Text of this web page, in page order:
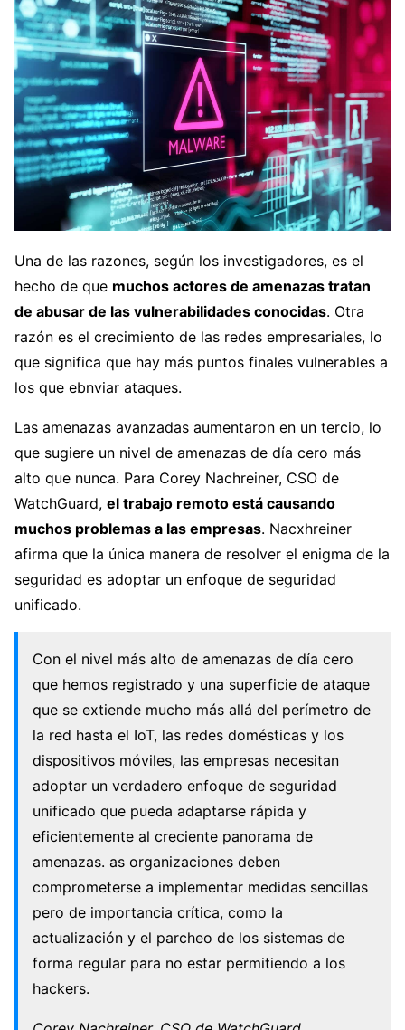
Una de las razones, según los investigadores, es el
hecho de que muchos actores de amenazas tratan
de abusar de las vulnerabilidades conocidas. Otra
razón es el crecimiento de las redes empresariales, lo
que significa que hay más puntos finales vulnerables a
los que ebnviar ataques.
Las amenazas avanzadas aumentaron en un tercio, lo
que sugiere un nivel de amenazas de día cero más
alto que nunca. Para Corey Nachreiner, CSO de
WatchGuard, el trabajo remoto está causando
muchos problemas a las empresas. Nacxhreiner
afirma que la única manera de resolver el enigma de la
seguridad es adoptar un enfoque de seguridad
unificado.
Con el nivel más alto de amenazas de día cero
que hemos registrado y una superficie de ataque
que se extiende mucho más allá del perímetro de
la red hasta el IoT, las redes domésticas y los
dispositivos móviles, las empresas necesitan
adoptar un verdadero enfoque de seguridad
unificado que pueda adaptarse rápida y
eficientemente al creciente panorama de
amenazas. as organizaciones deben
comprometerse a implementar medidas sencillas
pero de importancia crítica, como la
actualización y el parcheo de los sistemas de
forma regular para no estar permitiendo a los
hackers.